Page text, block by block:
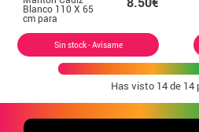
Blanco 110 X 65
cm para
Sevillanas
Sin stock - Avísame
Has visto 14de 14